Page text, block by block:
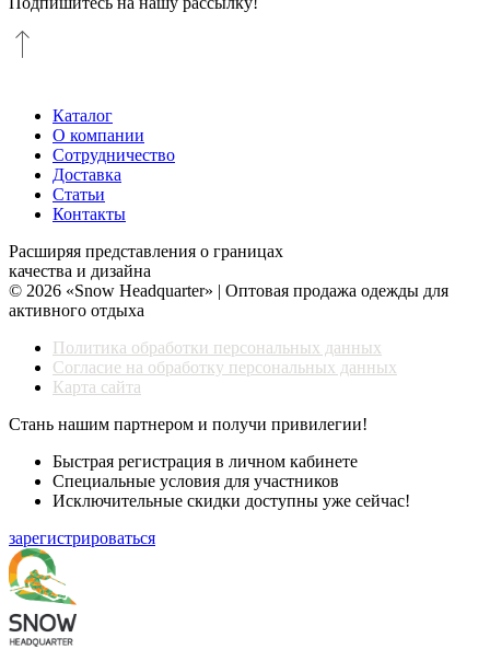
Каталог
О компании
Сотрудничество
Доставка
Статьи
Контакты
Расширяя представления о границах
качества и дизайна
© 2026 «Snow Headquarter» | Оптовая продажа одежды для
активного отдыха
Политика обработки персональных данных
Согласие на обработку персональных данных
Карта сайта
Стань нашим партнером и получи привилегии!
Быстрая регистрация в личном кабинете
Специальные условия для участников
Исключительные скидки доступны уже сейчас!
зарегистрироваться